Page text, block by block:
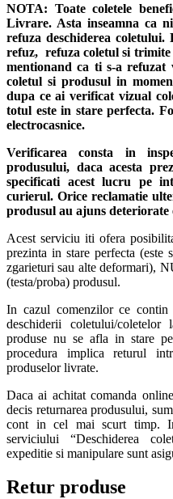
NOTA: Toate coletele
Livrare. Asta inseamna ca
refuza deschiderea
refuz, refuza coletul si trimite
mentionand ca ti s-a refuzat
coletul si produsul in
dupa ce ai verificat vizual
totul este in stare perfecta.
electrocasnice.
Verificarea consta in
produsului, daca acesta
specificati acest lucru pe
curierul. Orice reclamatie
produsul au ajuns deteriorate
Acest serviciu iti ofera
prezinta in stare perfecta (este
zgarieturi sau alte deformari),
(testa/proba) produsul.
In cazul comenzilor ce
deschiderii coletului/
produse nu se afla in stare
procedura implica returul
produselor livrate.
Daca ai achitat comanda
decis returnarea produsului,
cont in cel mai scurt timp.
serviciului “Deschiderea
expeditie si manipulare sunt
Retur produse